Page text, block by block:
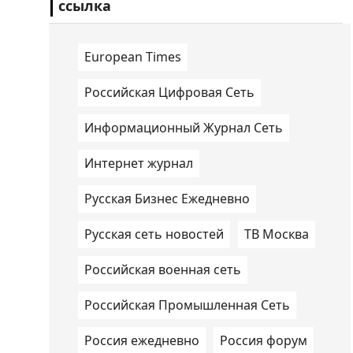
ссылка
European Times
Российская Цифровая Сеть
Информационный Журнал Сеть
Интернет журнал
Русская Бизнес Ежедневно
Русская сеть новостей ТВ Москва
Российская военная сеть
Российская Промышленная Сеть
Россия ежедневно Россия форум